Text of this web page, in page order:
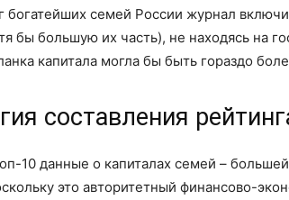
богатейших семей России журнал
бы большую их часть), не находясь на
капитала могла бы быть гораздо
составления
10 данные о капиталах семей –
это авторитетный финансово-